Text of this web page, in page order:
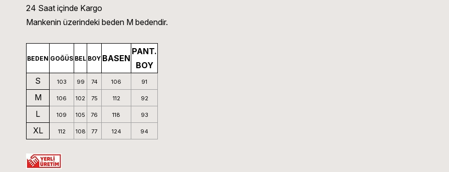
24 Saat içinde Kargo
Mankenin üzerindeki beden M bedendir.
BEDEN GOĞÜS BEL BOY BASEN
PANT.
BOY
S
103 99 74 106 91
M 106 102 75 112 92
L 109 105 76 118 93
XL 112 108 77 124 94